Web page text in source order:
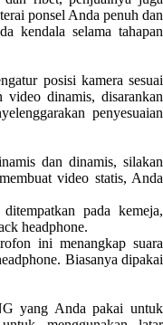
ponsel Anda penuh dan
kendala selama tahapan
posisi kamera sesuai
dinamis, disarankan
penyesuaian
dan dinamis, silakan
video statis, Anda
pada kemeja,
headphone.
ini menangkap suara
Biasanya dipakai
yang Anda pakai untuk